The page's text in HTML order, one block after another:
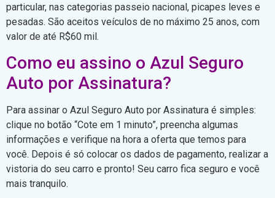
particular, nas categorias passeio nacional, picapes leves e
pesadas. São aceitos veículos de no máximo 25 anos, com
valor de até R$60 mil.
Como eu assino o Azul Seguro
Auto por Assinatura?
Para assinar o Azul Seguro Auto por Assinatura é simples:
clique no botão “Cote em 1 minuto”, preencha algumas
informações e verifique na hora a oferta que temos para
você. Depois é só colocar os dados de pagamento, realizar a
vistoria do seu carro e pronto! Seu carro fica seguro e você
mais tranquilo.